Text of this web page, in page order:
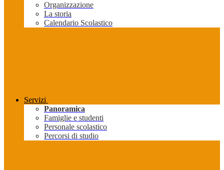
Organizzazione
La storia
Calendario Scolastico
Servizi
Panoramica
Famiglie e studenti
Personale scolastico
Percorsi di studio